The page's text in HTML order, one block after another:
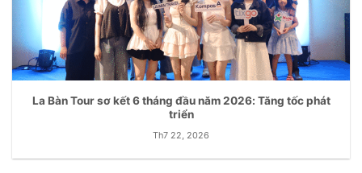
La Bàn Tour sơ kết 6 tháng đầu năm 2026: Tăng tốc phát
triển
Th7 22, 2026